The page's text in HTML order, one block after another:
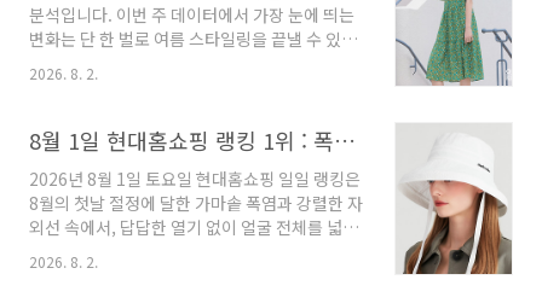
피 쌓인 노폐물과 유분기를 순하게 세정해 주는
샴푸와, 답답하고 자극받은 두피에 즉각적인 영
양과 보습을 더해주는 헤어토닉의 꿀조합 구성이
탄탄하게 정돈하고, 톤 다운되고 지친 안색과 두
피 결을 속부터..
분석입니다. 이번 주 데이터에서 가장 눈에 띄는
변화는 단 한 벌로 여름 스타일링을 끝낼 수 있는
원피스의 독보적인 정상 등극입니다. 주간 판매 1
위 올라카일리 플로라 티어드 원피스 1종(구매지
록하며 1위에 올랐습니다. 화사한 플라워 패턴과
부드럽게 퍼지는 티어드 실루엣이 한여름 휴가철
바캉스 룩 및 무더위 속 데일리 룩 수요를 완벽히
매료시킨 결과입니다. 5위 올라카일리 akon 토
트백(30.9%) 역시 브랜드 특유의 감성을 공유하
며 세트 매치 수요를 끌어올렸습니다. 프리마클
2026. 8. 2.
8월 1일 현대홈쇼핑 랭킹 1위 : 폭염 속 피어난 엠보싱의 청량함, 멜라밀라 소피아 시어서커 와이드 버킷햇이 기록한 20.7%의 알찬 정상
2026년 8월 1일 토요일 현대홈쇼핑 일일 랭킹은
8월의 첫날 절정에 달한 가마솥 폭염과 강렬한 자
외선 속에서, 답답한 열기 없이 얼굴 전체를 넓게
서머 모자를 선점하려는 스마트 쇼퍼들의 실속형
2026. 8. 2.